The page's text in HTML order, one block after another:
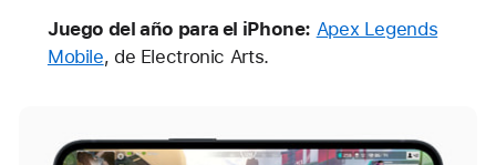
Juego del año para el iPhone: Apex Legends
Mobile, de Electronic Arts.